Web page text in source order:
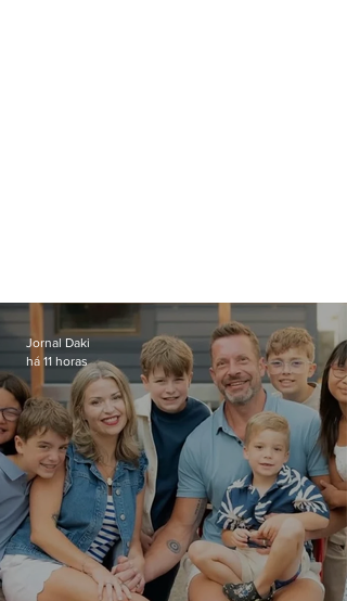
Jornal Daki
há 11 horas